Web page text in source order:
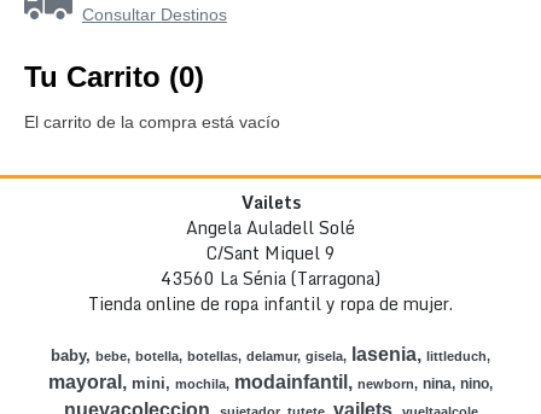
Consultar Destinos
Tu Carrito (0)
El carrito de la compra está vacío
Vailets
Angela Auladell Solé
C/Sant Miquel 9
43560 La Sénia (Tarragona)
Tienda online de ropa infantil y ropa de mujer.
baby bebe botella botellas delamur gisela lasenia littleduch
mayoral mini mochila modainfantil newborn nina nino